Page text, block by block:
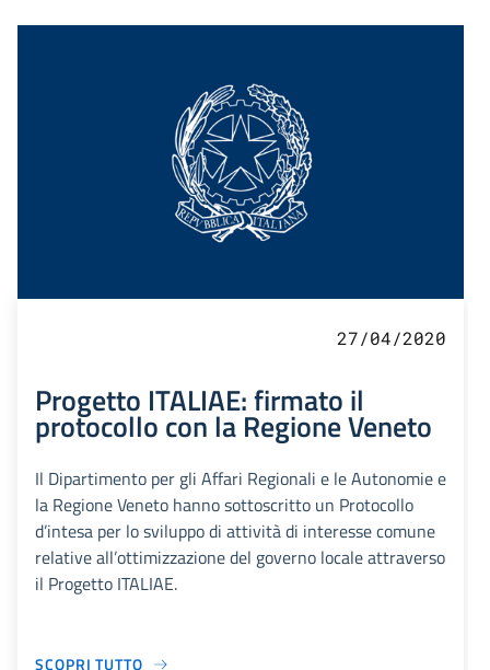
27/04/2020
Progetto ITALIAE: firmato il
protocollo con la Regione Veneto
Il Dipartimento per gli Affari Regionali e le Autonomie e
la Regione Veneto hanno sottoscritto un Protocollo
d’intesa per lo sviluppo di attività di interesse comune
relative all’ottimizzazione del governo locale attraverso
il Progetto ITALIAE.
SCOPRI TUTTO